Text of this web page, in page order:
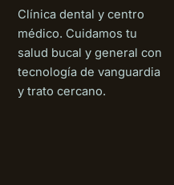
Clínica dental y centro
médico. Cuidamos tu
salud bucal y general con
tecnología de vanguardia
y trato cercano.